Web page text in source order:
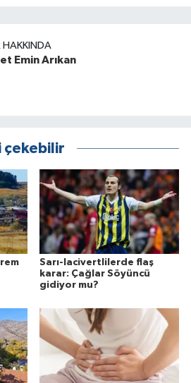
HAKKINDA
Emin Arıkan
çekebilir
Sarı-lacivertlilerde flaş
karar: Çağlar Söyüncü
gidiyor mu?